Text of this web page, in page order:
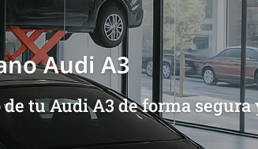
Audi A3
tu Audi A3 de forma segura